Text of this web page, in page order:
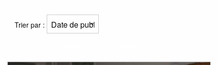
Trier par :